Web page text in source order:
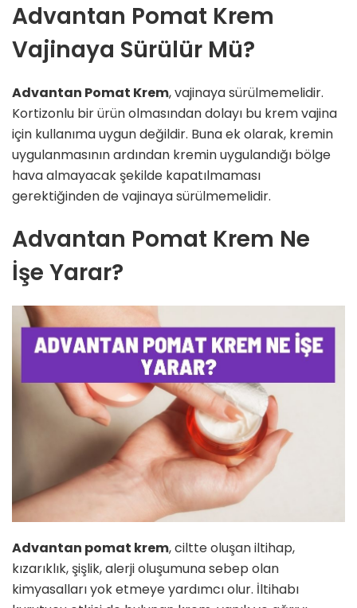
Advantan Pomat Krem
Vajinaya Sürülür Mü?
Advantan Pomat Krem, vajinaya sürülmemelidir.
Kortizonlu bir ürün olmasından dolayı bu krem vajina
için kullanıma uygun değildir. Buna ek olarak, kremin
uygulanmasının ardından kremin uygulandığı bölge
hava almayacak şekilde kapatılmaması
gerektiğinden de vajinaya sürülmemelidir.
Advantan Pomat Krem Ne
İşe Yarar?
Advantan pomat krem, ciltte oluşan iltihap,
kızarıklık, şişlik, alerji oluşumuna sebep olan
kimyasalları yok etmeye yardımcı olur. İltihabı